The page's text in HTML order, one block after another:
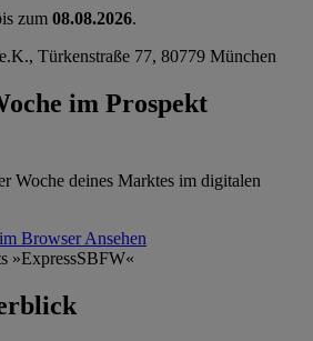
zum 08.08.2026.
Türkenstraße 77, 80779 München
im Prospekt
Woche deines Marktes im digitalen
BrowserAnsehen